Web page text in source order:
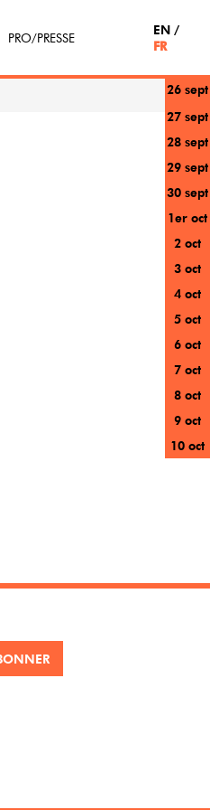
PRO/PRESSE
EN
FR
26 sept
27 sept
28 sept
29 sept
30 sept
1er oct
2 oct
3 oct
4 oct
5 oct
6 oct
7 oct
8 oct
9 oct
10 oct